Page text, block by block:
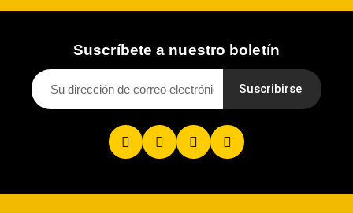
Suscríbete a nuestro boletín
Suscribirse